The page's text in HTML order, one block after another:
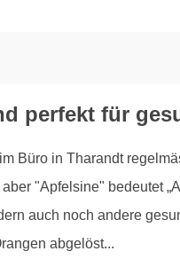
perfekt für
Büro in Tharandt
"Apfelsine" bedeutet
auch noch andere
abgelöst...